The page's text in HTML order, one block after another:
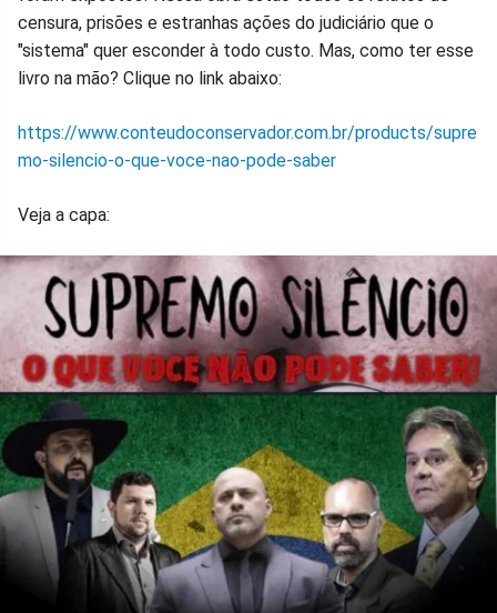
censura, prisões e estranhas ações do judiciário que o
"sistema" quer esconder à todo custo. Mas, como ter esse
livro na mão? Clique no link abaixo:
https://www.conteudoconservador.com.br/products/supre
mo-silencio-o-que-voce-nao-pode-saber
Veja a capa: